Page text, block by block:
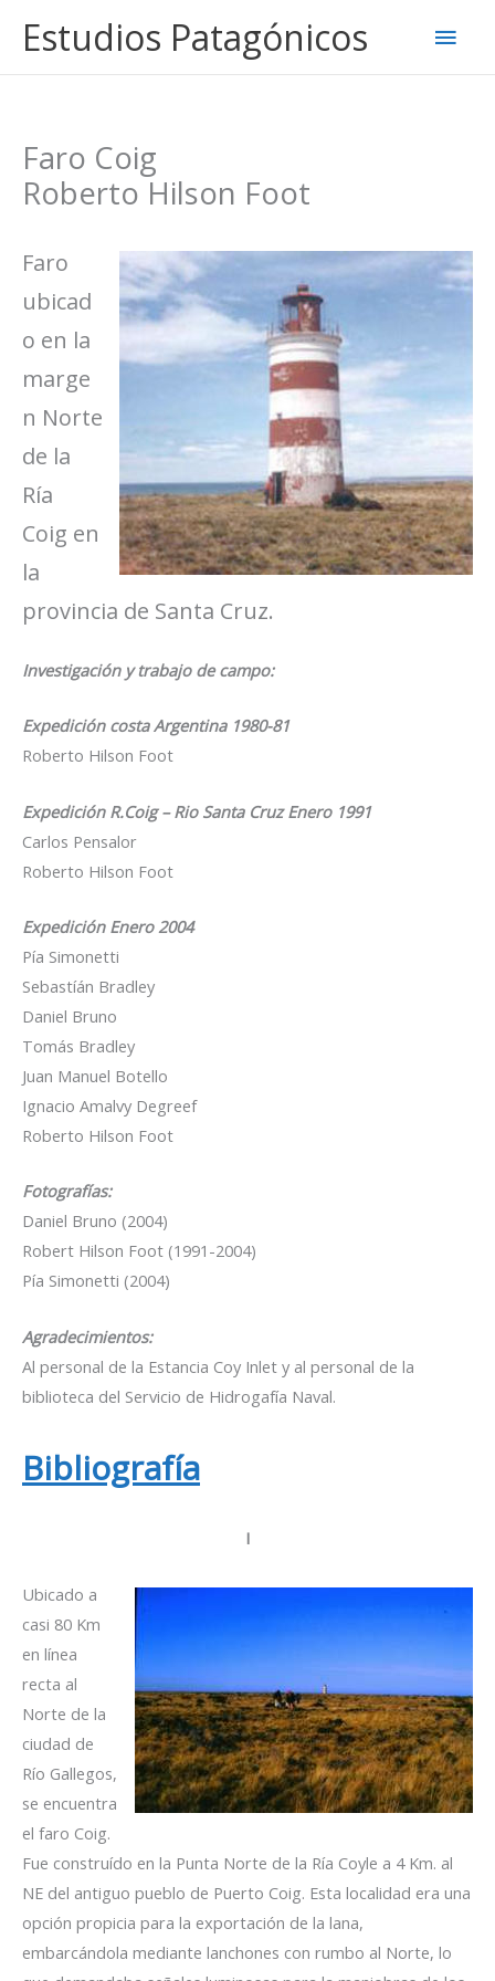
contenido
Estudios Patagónicos
Faro Coig
Roberto Hilson Foot
Faro
ubicad
o en la
marge
n Norte
de la
Ría
Coig en
la
provincia de Santa Cruz.
Investigación y trabajo de campo:
Expedición costa Argentina 1980-81
Roberto Hilson Foot
Expedición R.Coig – Rio Santa Cruz Enero 1991
Carlos Pensalor
Roberto Hilson Foot
Expedición Enero 2004
Pía Simonetti
Sebastíán Bradley
Daniel Bruno
Tomás Bradley
Juan Manuel Botello
Ignacio Amalvy Degreef
Roberto Hilson Foot
Fotografías:
Daniel Bruno (2004)
Robert Hilson Foot (1991-2004)
Pía Simonetti (2004)
Agradecimientos:
Al personal de la Estancia Coy Inlet y al personal de la
biblioteca del Servicio de Hidrogafía Naval.
Bibliografía
I
Ubicado a
casi 80 Km
en línea
recta al
Norte de la
ciudad de
Río Gallegos,
se encuentra
el faro Coig.
Fue construído en la Punta Norte de la Ría Coyle a 4 Km. al
NE del antiguo pueblo de Puerto Coig. Esta localidad era una
opción propicia para la exportación de la lana,
embarcándola mediante lanchones con rumbo al Norte, lo